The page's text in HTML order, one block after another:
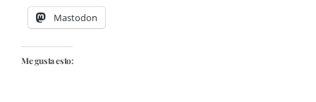
Mastodon
Me gusta esto: